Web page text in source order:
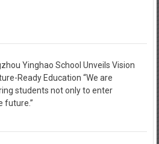
Yinghao School Unveils Vision
Ready Education “We are
students not only to enter
future.”